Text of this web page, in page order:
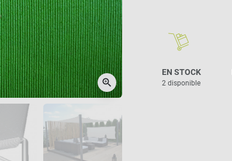
zoom_in
EN STOCK
2 disponible